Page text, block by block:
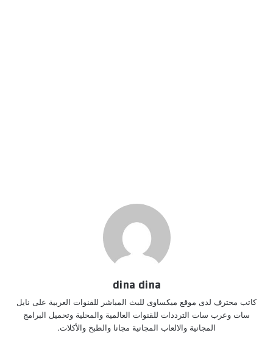
dina dina
كاتب محترف لدى موقع ميكساوى للبث المباشر للقنوات العربية على نايل
سات وعرب سات الترددات للقنوات العالمية والمحلية وتحميل البرامج
المجانية والالعاب المجانية مجانا والطبخ والأكلات.